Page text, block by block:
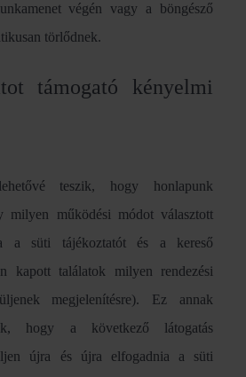
végén vagy a böngésző
törlődnek.
támogató kényelmi
teszik, hogy honlapunk
milyen működési módot választott
a süti tájékoztatót és a kereső
kapott találatok milyen rendezési
megjelenítésre). Ez annak
hogy a következő látogatás
újra és újra elfogadnia a süti